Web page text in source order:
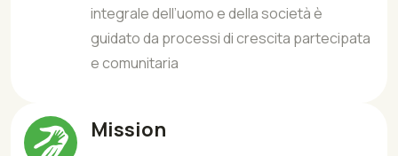
integrale dell’uomo e della società è
guidato da processi di crescita partecipata
e comunitaria
Mission